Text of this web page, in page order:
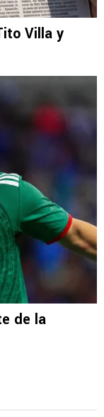
Villa y
de la